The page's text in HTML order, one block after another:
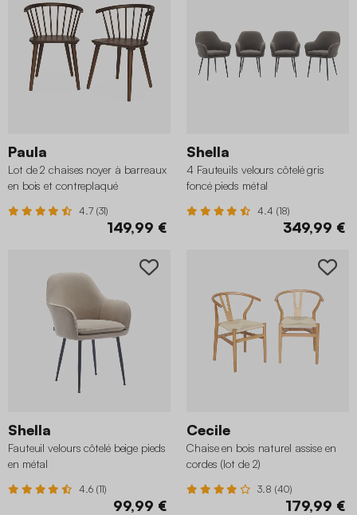
Paula
Lot de 2 chaises noyer à barreaux
en bois et contreplaqué
4.7 (31)
149,99 €
Shella
4 Fauteuils velours côtelé gris
foncé pieds métal
4.4 (18)
349,99 €
Shella
Fauteuil velours côtelé beige pieds
en métal
4.6 (11)
99,99 €
Cecile
Chaise en bois naturel assise en
cordes (lot de 2)
3.8 (40)
179,99 €